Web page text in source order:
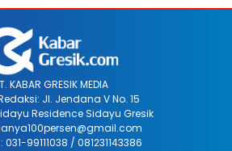
KABAR GRESIK MEDIA
Jl. Jendana V No. 15
Residence Sidayu Gresik
031-99111038 / 081231143386